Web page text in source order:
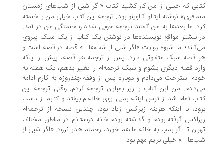
که خیلی از من کار کشید کتاب «اگر شبی از شب‌های زمستان
نوشته ایتالو کالوینو بود. ترجمه این کتاب خیلی من را خسته
اما بعدها به من گفتند ترجمه خوبی شده و خستگی من در آمد.
بیشتر مواقع نویسنده‌ها در نوشتن یک کتاب از یک سبک پیروی
اما شیوه روایت «اگر شبی از شب‌ها...» قصه در قصه است و
قصه سبک متفاوتی دارد. پس از ترجمه هر قصه، پیش از اینکه
قصه دیگری بشوم و سبک ترجمه‌ام را تغییر بدهم، یک هفته به
استراحت می‌دادم و دوباره پس از وقفه چندروزه به کارم ادامه
من این کتاب را زیر بمباران ترجمه کردم. وقتی ترجمه این
تمام شد از ترس اینکه بمبی روی خانه‌ام بیفتد و کتابم از دست
با اینکه هزینه زیراکس زیاد بود، چندین نسخه از ترجمه‌ام
گرفته بودم و گذاشته بودم خانه دوستانم در مناطق مختلف
تا اگر بمب به خانه ما هم خورد، زحمتم هدر نرود. «اگر شبی از
خیلی برایم مهم بود.